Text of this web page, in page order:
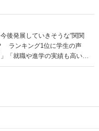
後発展していきそうな“関関
ランキング1位に学生の声
「就職や進学の実績も高い」